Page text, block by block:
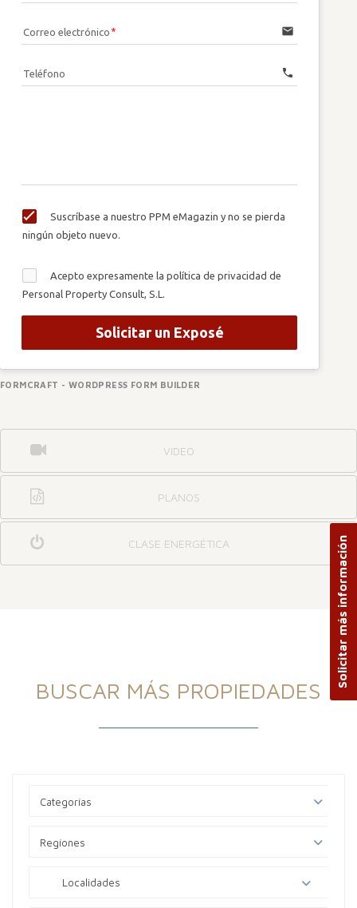
Correo electrónico email
Teléfono call
Suscríbase a nuestro PPM eMagazin y no se pierda
ningún objeto nuevo.
Acepto expresamente la política de privacidad de
Personal Property Consult, S.L.
Solicitar un Exposé
FORMCRAFT - WORDPRESS FORM BUILDER
VIDEO
PLANOS
CLASE ENERGÉTICA
BUSCAR MÁS PROPIEDADES
Categorías
Regíones
Localidades
Solicitar más información